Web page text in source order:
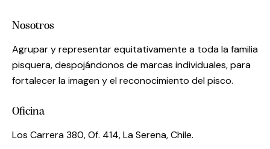
Nosotros
Agrupar y representar equitativamente a toda la familia
pisquera, despojándonos de marcas individuales, para
fortalecer la imagen y el reconocimiento del pisco.
Oficina
Los Carrera 380, Of. 414, La Serena, Chile.